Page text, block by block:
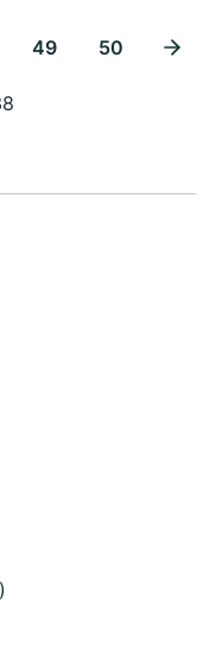
49 50